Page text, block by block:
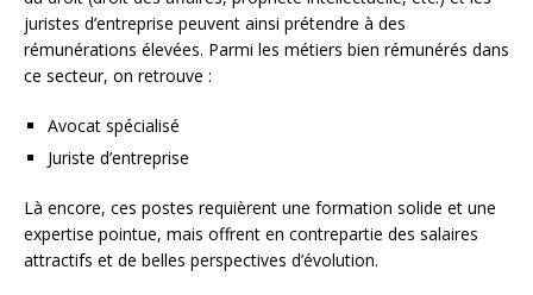
juristes d’entreprise peuvent ainsi prétendre à des
rémunérations élevées. Parmi les métiers bien rémunérés dans
ce secteur, on retrouve :
Avocat spécialisé
Juriste d’entreprise
Là encore, ces postes requièrent une formation solide et une
expertise pointue, mais offrent en contrepartie des salaires
attractifs et de belles perspectives d’évolution.